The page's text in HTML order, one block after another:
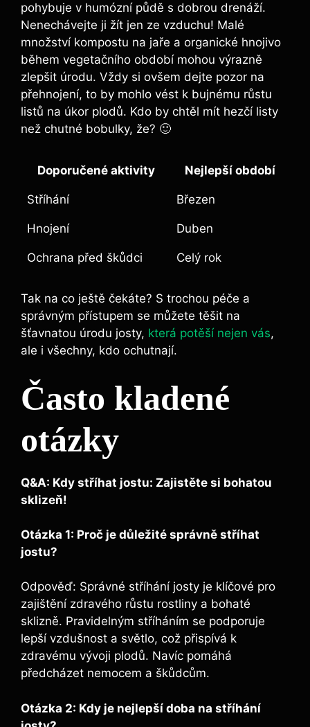
pohybuje v ⁣humózní půdě s⁢ dobrou ​drenáží.
Nenechávejte ji žít jen ze vzduchu! Malé
množství kompostu na jaře a organické ‌hnojivo
během vegetačního období mohou výrazně
zlepšit úrodu. Vždy si ovšem dejte pozor na⁣
přehnojení, to by mohlo vést k ‌bujnému růstu
listů na úkor plodů. ⁢Kdo ​by chtěl mít hezčí listy
než chutné bobulky, že? 🙂
Doporučené aktivity Nejlepší období
Stříhání Březen
Hnojení Duben
Ochrana​ před škůdci Celý rok
Tak⁤ na co ještě⁢ čekáte? S trochou péče a
správným přístupem se ⁤můžete těšit na
⁣šťavnatou úrodu ⁤josty, která potěší nejen vás,
ale i všechny, kdo ochutnají.
Často ⁢kladené
otázky
Q&A: Kdy stříhat jostu: Zajistěte si bohatou
sklizeň!
Otázka 1:⁢ Proč je‍ důležité​ správně stříhat ​
jostu?
Odpověď: Správné stříhání josty je klíčové pro
zajištění zdravého růstu rostliny a bohaté
⁣sklizně. Pravidelným stříháním se podporuje
lepší vzdušnost a světlo, což přispívá k
zdravému vývoji plodů. Navíc pomáhá
předcházet nemocem a škůdcům.
Otázka ⁤2: Kdy je nejlepší doba na stříhání⁣